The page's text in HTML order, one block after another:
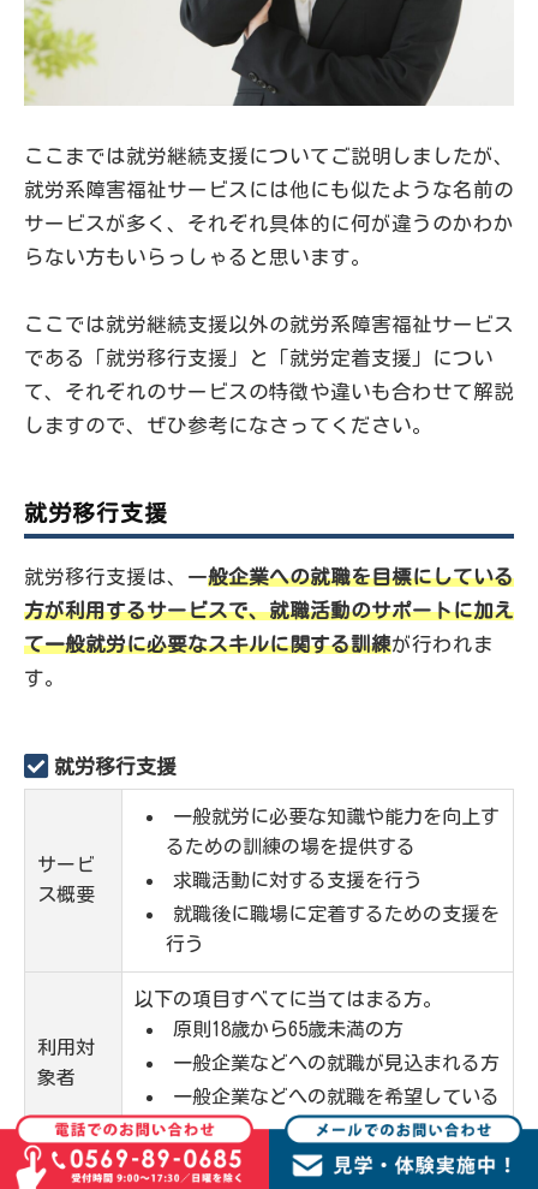
ここまでは就労継続支援についてご説明しましたが、
就労系障害福祉サービスには他にも似たような名前の
サービスが多く、それぞれ具体的に何が違うのかわか
らない方もいらっしゃると思います。
ここでは就労継続支援以外の就労系障害福祉サービス
である「就労移行支援」と「就労定着支援」につい
て、それぞれのサービスの特徴や違いも合わせて解説
しますので、ぜひ参考になさってください。
就労移行支援
就労移行支援は、一般企業への就職を目標にしている
方が利用するサービスで、就職活動のサポートに加え
て一般就労に必要なスキルに関する訓練が行われま
す。
就労移行支援
サービ
ス概要
一般就労に必要な知識や能力を向上す
るための訓練の場を提供する
求職活動に対する支援を行う
就職後に職場に定着するための支援を
行う
利用対
象者
以下の項目すべてに当てはまる方。
原則18歳から65歳未満の方
一般企業などへの就職が見込まれる方
一般企業などへの就職を希望している
方
利用料 一定所得のある方は1割負担 (自己負担に